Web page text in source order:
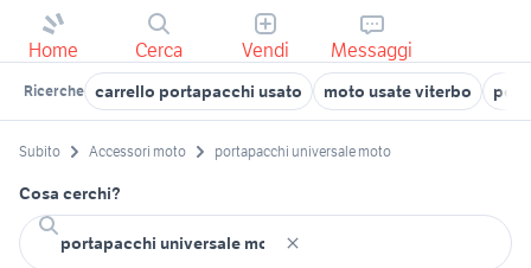
Home Cerca Vendi Messaggi
Ricerche carrello portapacchi usato moto usate viterbo
Subito Accessori moto portapacchi universale moto
Cosa cerchi?